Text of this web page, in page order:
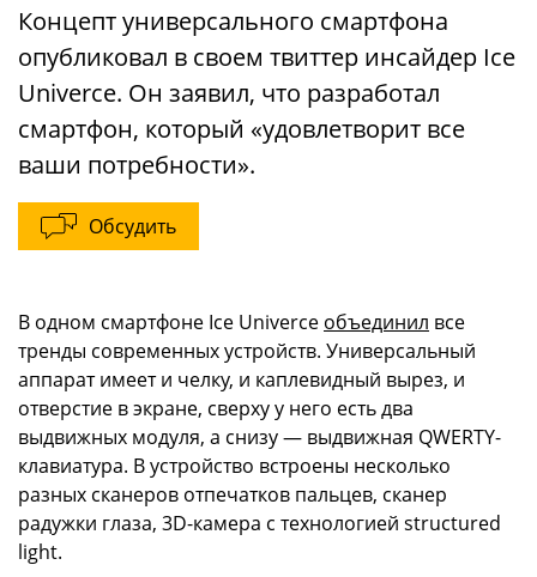
Концепт универсального смартфона
опубликовал в своем твиттер инсайдер Ice
Univerce. Он заявил, что разработал
смартфон, который «удовлетворит все
ваши потребности».
Обсудить
В одном смартфоне Ice Univerce объединил все
тренды современных устройств. Универсальный
аппарат имеет и челку, и каплевидный вырез, и
отверстие в экране, сверху у него есть два
выдвижных модуля, а снизу — выдвижная QWERTY-
клавиатура. В устройство встроены несколько
разных сканеров отпечатков пальцев, сканер
радужки глаза, 3D-камера с технологией structured
light.